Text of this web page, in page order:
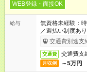
WEB登録・面接OK
給与
無資格未経験：
／週払い制度あ
了次第のお支払
交通費別途支
交通費 交通費
月収例 ～5万円